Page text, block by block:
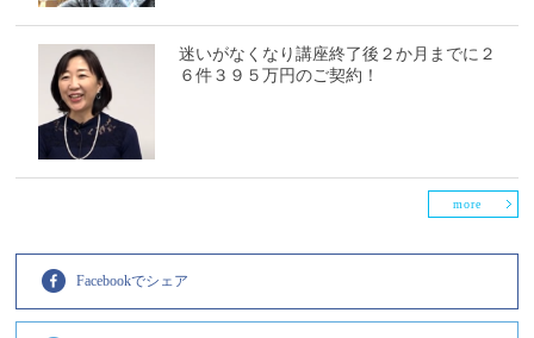
迷いがなくなり講座終了後２か月までに２
６件３９５万円のご契約！
more
Facebookでシェア